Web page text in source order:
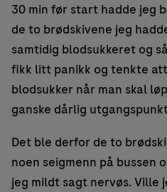
30 min før start hadde jeg
de to brødskivene jeg
samtidig blodsukkeret og
fikk litt panikk og tenkte
blodsukker når man skal
ganske dårlig
Det ble derfor de to
noen seigmenn på bussen
jeg mildt sagt nervøs. Ville